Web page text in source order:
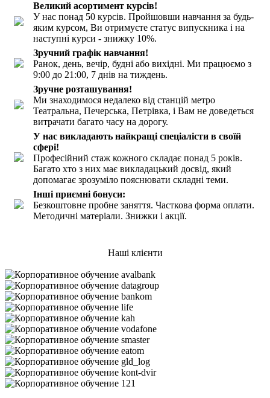
Великий асортимент курсів!
У нас понад 50 курсів. Пройшовши навчання за будь-
яким курсом, Ви отримуєте статус випускника і на
наступні курси - знижку 10%.
Зручний графік навчання!
Ранок, день, вечір, будні або вихідні. Ми працюємо з
9:00 до 21:00, 7 днів на тиждень.
Зручне розташування!
Ми знаходимося недалеко від станцій метро
Театральна, Печерська, Петрівка, і Вам не доведеться
витрачати багато часу на дорогу.
У нас викладають найкращі спеціалісти в своїй
сфері!
Професійний стаж кожного складає понад 5 років.
Багато хто з них має викладацький досвід, який
допомагає зрозуміло пояснювати складні теми.
Інші приємні бонуси:
Безкоштовне пробне заняття. Часткова форма оплати.
Методичні матеріали. Знижки і акції.
Наші клієнти